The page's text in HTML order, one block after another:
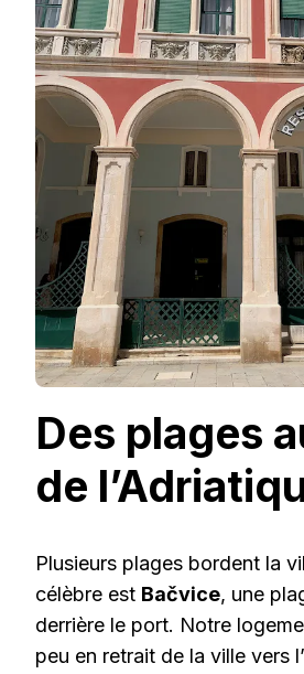
Des plages
de
Plusieurs plages bordent la
célèbre est Bačvice, une
derrière le port. Notre
peu en retrait de la ville vers